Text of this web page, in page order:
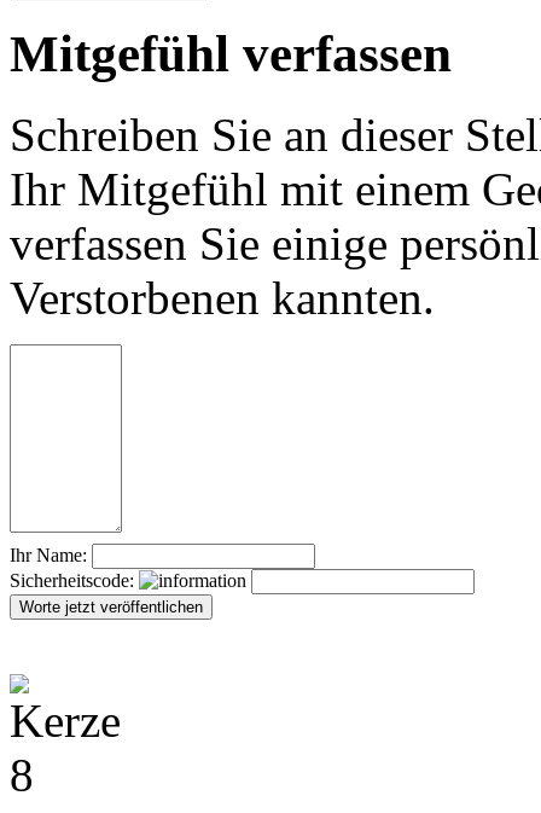
Mitgefühl verfassen
Schreiben Sie an dieser
Ihr Mitgefühl mit einem
verfassen Sie einige
Verstorbenen kannten.
Ihr Name:
Sicherheitscode: